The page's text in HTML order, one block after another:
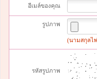
อีเมล์ของคุณ
รูปภาพ
(นามสกุลไ
รหัสรูปภาพ